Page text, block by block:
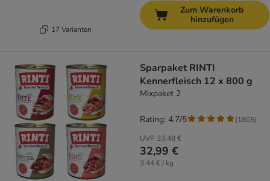
17 Varianten
Zum Warenkorb
hinzufügen
Sparpaket RINTI
Kennerfleisch 12 x 800 g
Mixpaket 2
UVP 33,48 €
32,99 €
3,44 € / kg
Rating: 4.7/5 (1805)